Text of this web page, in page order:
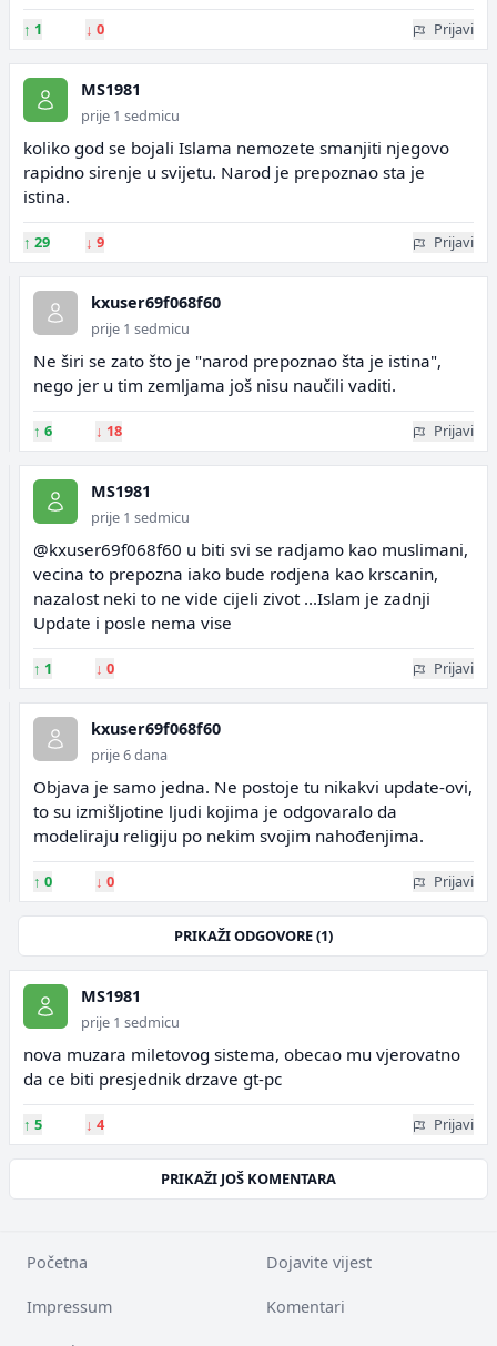
↑ 1 ↓ 0 Prijavi
MS1981
prije 1 sedmicu
koliko god se bojali Islama nemozete smanjiti njegovo
rapidno sirenje u svijetu. Narod je prepoznao sta je
istina.
↑ 29 ↓ 9 Prijavi
kxuser69f068f60
prije 1 sedmicu
Ne širi se zato što je "narod prepoznao šta je istina",
nego jer u tim zemljama još nisu naučili vaditi.
↑ 6 ↓ 18 Prijavi
MS1981
prije 1 sedmicu
@kxuser69f068f60 u biti svi se radjamo kao muslimani,
vecina to prepozna iako bude rodjena kao krscanin,
nazalost neki to ne vide cijeli zivot ...Islam je zadnji
Update i posle nema vise
↑ 1 ↓ 0 Prijavi
kxuser69f068f60
prije 6 dana
Objava je samo jedna. Ne postoje tu nikakvi update-ovi,
to su izmišljotine ljudi kojima je odgovaralo da
modeliraju religiju po nekim svojim nahođenjima.
↑ 0 ↓ 0 Prijavi
PRIKAŽI ODGOVORE (1)
MS1981
prije 1 sedmicu
nova muzara miletovog sistema, obecao mu vjerovatno
da ce biti presjednik drzave gt-pc
↑ 5 ↓ 4 Prijavi
PRIKAŽI JOŠ KOMENTARA
Početna Dojavite vijest
Impressum Komentari